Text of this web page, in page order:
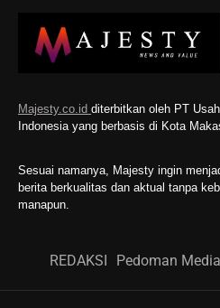
Majesty.co.id diterbitkan oleh PT
Indonesia yang berbasis di Kota
Sesuai namanya, Majesty ingin
berita berkualitas dan aktual tanpa
manapun.
REDAKSI Pedoman